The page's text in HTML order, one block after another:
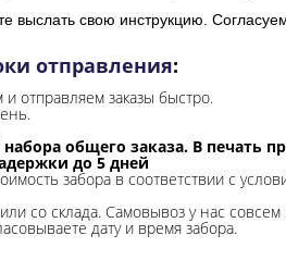
выслать свою инструкцию.
отправления:
отправляем заказы быстро.
общего заказа. В печать
до 5 дней
забора в соответствии с
со склада. Самовывоз у нас совсем
дату и время забора.